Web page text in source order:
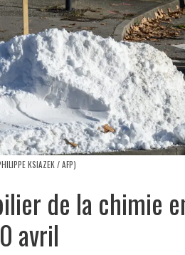
KSIAZEK / AFP)
de la chimie
avril